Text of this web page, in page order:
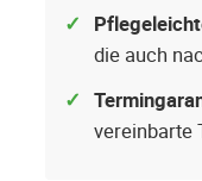
die auch
vereinbarte